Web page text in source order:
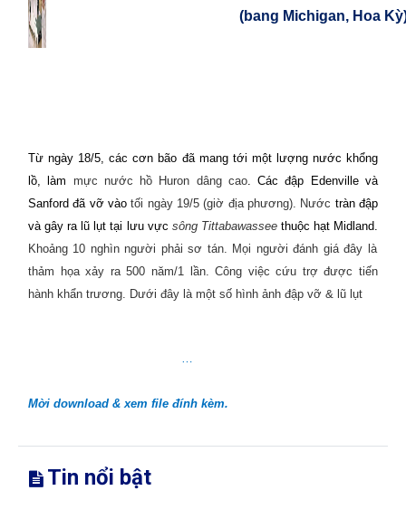
(bang Michigan, Hoa
Từ ngày 18/5, các cơn bão đã mang tới một lượng nước khổng
lồ, làm mực nước hồ Huron dâng cao. Các đập Edenville và
Sanford đã vỡ vàotối ngày 19/5 (giờ địa phương). Nước tràn đập
và gây ra lũ lụt tại lưu vực sông Tittabawassee thuộc hạt Midland.
Khoảng 10 nghìn người phải sơ tán. Mọi người đánh giá đây là
thảm họa xảy ra 500 năm/1 lần. Công việc cứu trợ được tiến
hành khẩn trương. Dưới đây là một số hình ảnh đập vỡ & lũ lụt
Mời download & xem file đính kèm.
Tin nổi bật